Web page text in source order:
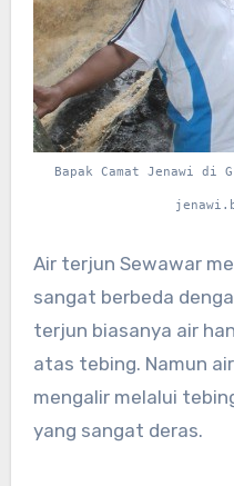
Bapak Camat Jenawi di
Air terjun Sewawar
sangat berbeda
terjun biasanya air
atas tebing. Namun
mengalir melalui
yang sangat deras.